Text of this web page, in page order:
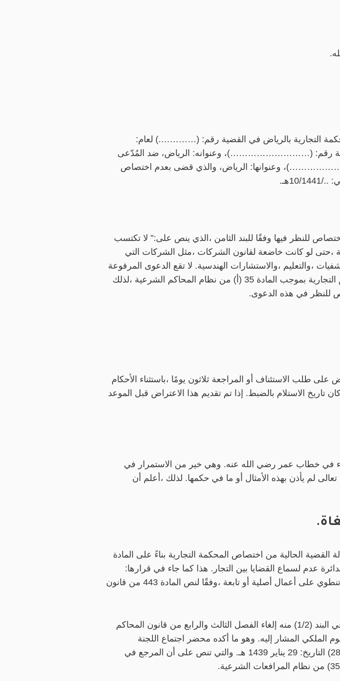
التجارية بالرياض في القضية رقم: (………….) لعام:
رقم: (………………………)، وعنوانه: الرياض، ضد المُدّعى
وعنوانها: الرياض، والذي قضى بعدم اختصاص
للنظر فيها وفقًا للبند الثامن ،الذي ينص على:” لا تكتسب
،حتى لو كانت خاضعة لقانون الشركات ،مثل الشركات التي
،والتعليم ،والاستشارات الهندسية. لا تقع الدعوى المرفوعة
ضد الشركات التي تورد هذه المنتجات ضمن اختصاص المحاكم التجارية بموجب المادة 35 (أ) من نظام المحاكم الشرعية ،لذلك
للنظر في هذه الدعوى.
على طلب الاستئناف أو المراجعة ثلاثون يومًا ،باستثناء الأحكام
تاريخ الاستلام بالضبط. إذا تم تقديم هذا الاعتراض قبل الموعد
في خطاب عمر رضي الله عنه. وهي خير من الاستمرار في
لم يأذن بهذه الأمثال أو ما في حكمها. لذلك ،أعلم أن
القضية الحالية من اختصاص المحكمة التجارية بناءً على المادة
عدم لسماع القضايا بين التجار. هذا كما جاء في قرارها:
متخصص في النظر في النزاعات بين التجار ،في القضايا التي تنطوي على أعمال أصلية أو تابعة ،وفقًا لنص المادة 443 من قانون
الرقم الملكي: (م / 1) والتاريخ: 22 يناير 1435 هـ التي قررت في البند (1/2) منه إلغاء الفصل الثالث والرابع من قانون المحاكم
الملغاة بالمرسوم الملكي المشار إليه. وهو ما أكده محضر اجتماع اللجنة
المشكلة من قبل مجلس القضاء الأعلى المشار إليه رقم: (2826) التاريخ: 29 يناير 1439 هـ. والتي تنص على أن المرجع في